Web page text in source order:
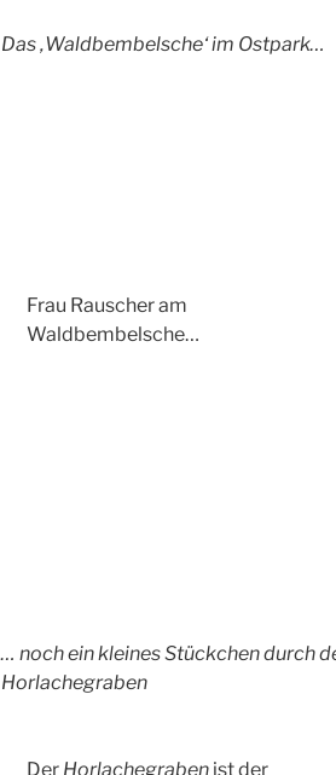
Das ‚Waldbembelsche‘ im Ostpark…
Frau Rauscher am
Waldbembelsche…
… noch ein kleines Stückchen durch
Horlachegraben
Der Horlachegrabenist der